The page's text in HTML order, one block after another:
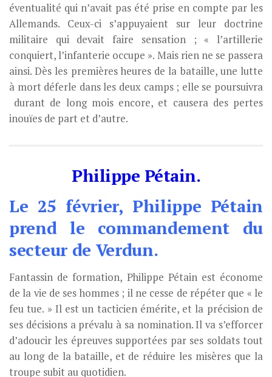
éventualité qui n’avait pas été prise en compte par les
Allemands. Ceux-ci s’appuyaient sur leur doctrine
militaire qui devait faire sensation ; « l’artillerie
conquiert, l’infanterie occupe ». Mais rien ne se passera
ainsi. Dès les premières heures de la bataille, une lutte
à mort déferle dans les deux camps ; elle se poursuivra
durant de long mois encore, et causera des pertes
inouïes de part et d’autre.
Philippe Pétain.
Le 25 février, Philippe Pétain
prend le commandement du
secteur de Verdun.
Fantassin de formation, Philippe Pétain est économe
de la vie de ses hommes ; il ne cesse de répéter que « le
feu tue. » Il est un tacticien émérite, et la précision de
ses décisions a prévalu à sa nomination. Il va s’efforcer
d’adoucir les épreuves supportées par ses soldats tout
au long de la bataille, et de réduire les misères que la
troupe subit au quotidien.